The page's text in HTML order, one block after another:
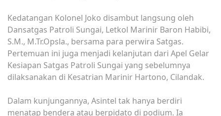
Kedatangan Kolonel Joko disambut langsung oleh
Dansatgas Patroli Sungai, Letkol Marinir Baron Habibi,
S.M., M.Tr.Opsla., bersama para perwira Satgas.
Pertemuan ini juga menjadi kelanjutan dari Apel Gelar
Kesiapan Satgas Patroli Sungai yang sebelumnya
dilaksanakan di Kesatrian Marinir Hartono, Cilandak.
Dalam kunjungannya, Asintel tak hanya berdiri
menatap bendera atau berpidato di podium. Ia